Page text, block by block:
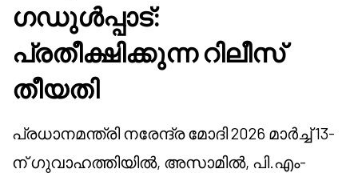
ഗഡുൾപ്പാട്:
പ്രതീക്ഷിക്കുന്ന റിലീസ്
തീയതി
പ്രധാനമന്ത്രി നരേന്ദ്ര മോദി 2026 മാർച്ച് 13-
ന് ഗുവാഹത്തിയിൽ, അസാമിൽ, പി.എം-